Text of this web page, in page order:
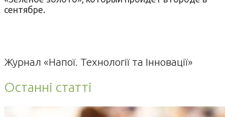
сентябре.
Журнал «Напої. Технології та Інновації»
Останні статті